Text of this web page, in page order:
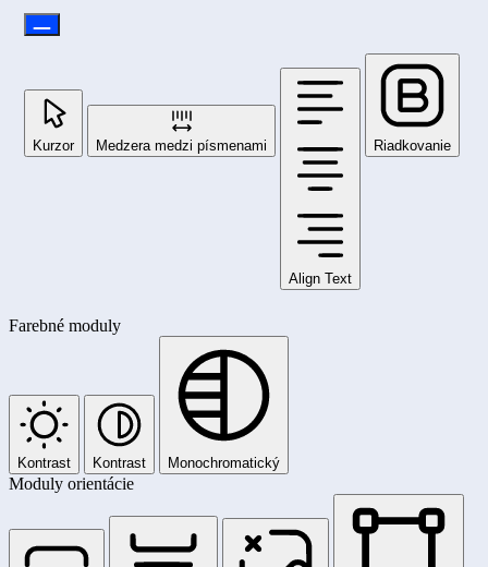
Kurzor Medzera medzi písmenami
Align Text
Riadkovanie
Farebné moduly
Kontrast Kontrast Monochromatický
Moduly orientácie